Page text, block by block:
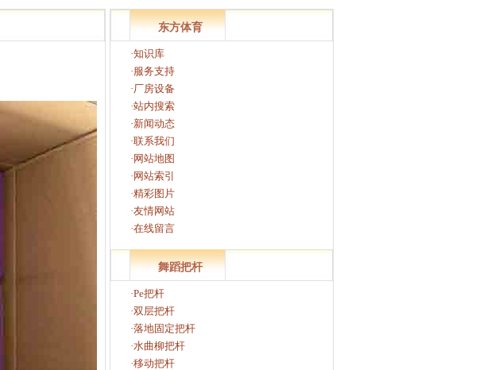
东方体育
·知识库
·服务支持
·厂房设备
·站内搜索
·新闻动态
·联系我们
·网站地图
·网站索引
·精彩图片
·友情网站
·在线留言
舞蹈把杆
·Pe把杆
·双层把杆
·落地固定把杆
·水曲柳把杆
·移动把杆